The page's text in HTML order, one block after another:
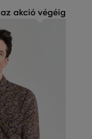
az akció végéig